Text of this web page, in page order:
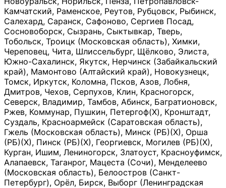
Камчатский, Раменское, Реутов, Рубцовск, Рыбинск,
Салехард, Саранск, Сафоново, Сергиев Посад,
Сосновоборск, Сызрань, Сыктывкар, Тверь,
Тобольск, Троицк (Московская область), Химки,
Череповец, Чита, Шлиссельбург, Щёлково, Элиста,
Южно-Сахалинск, Якутск, Нерчинск (Забайкальский
край), Мамонтово (Алтайский край), Новокузнецк,
Томск, Иркутск, Коломна, Псков, Азов, Лобня,
Дмитров, Чехов, Серпухов, Клин, Красногорск,
Северск, Владимир, Тамбов, Абинск, Багратионовск,
Ржев, Коммунар, Пушкин, Петергоф(Х), Кронштадт,
Суздаль, Красноармейск (Саратовская область),
Гжель (Московская область), Минск (РБ)(Х), Орша
(РБ)(Х), Пинск (РБ)(Х), Георгиевск, Могилев (РБ)(Х),
Курган, Ишим, Лениногорск, Златоуст, Красноуфимск,
Алапаевск, Таганрог, Мацеста (Сочи), Менделеево
(Московская область), Белоостров (Санкт-
Петербург), Орёл, Бирск, Выборг (Ленинградская